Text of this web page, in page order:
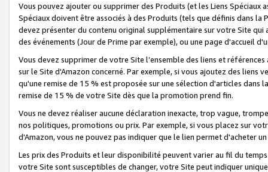
Vous pouvez ajouter ou supprimer des Produits (et les Liens
Spéciaux doivent être associés à des Produits (tels que définis dans
devez présenter du contenu original supplémentaire sur votre Site qui
des événements (Jour de Prime par exemple), ou une page d'accueil
Vous devez supprimer de votre Site l’ensemble des liens et
sur le Site d'Amazon concerné. Par exemple, si vous ajoutez des
qu'une remise de 15 % est proposée sur une sélection d'articles
remise de 15 % de votre Site dès que la promotion prend fin.
Vous ne devez réaliser aucune déclaration inexacte, trop vague,
nos politiques, promotions ou prix. Par exemple, si vous placez sur
d'Amazon, vous ne pouvez pas indiquer que le lien permet d'acheter
Les prix des Produits et leur disponibilité peuvent varier au fil du
votre Site sont susceptibles de changer, votre Site peut indiquer